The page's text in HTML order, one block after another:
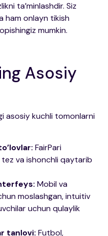
ta’minlashdir. Siz
ham onlayn tikish
mumkin.
Asosiy
asosiy kuchli tomonlarni
FairPari
va ishonchli qaytarib
Mobil va
moslashgan, intuitiv
uchun qulaylik
tanlovi: Futbol,